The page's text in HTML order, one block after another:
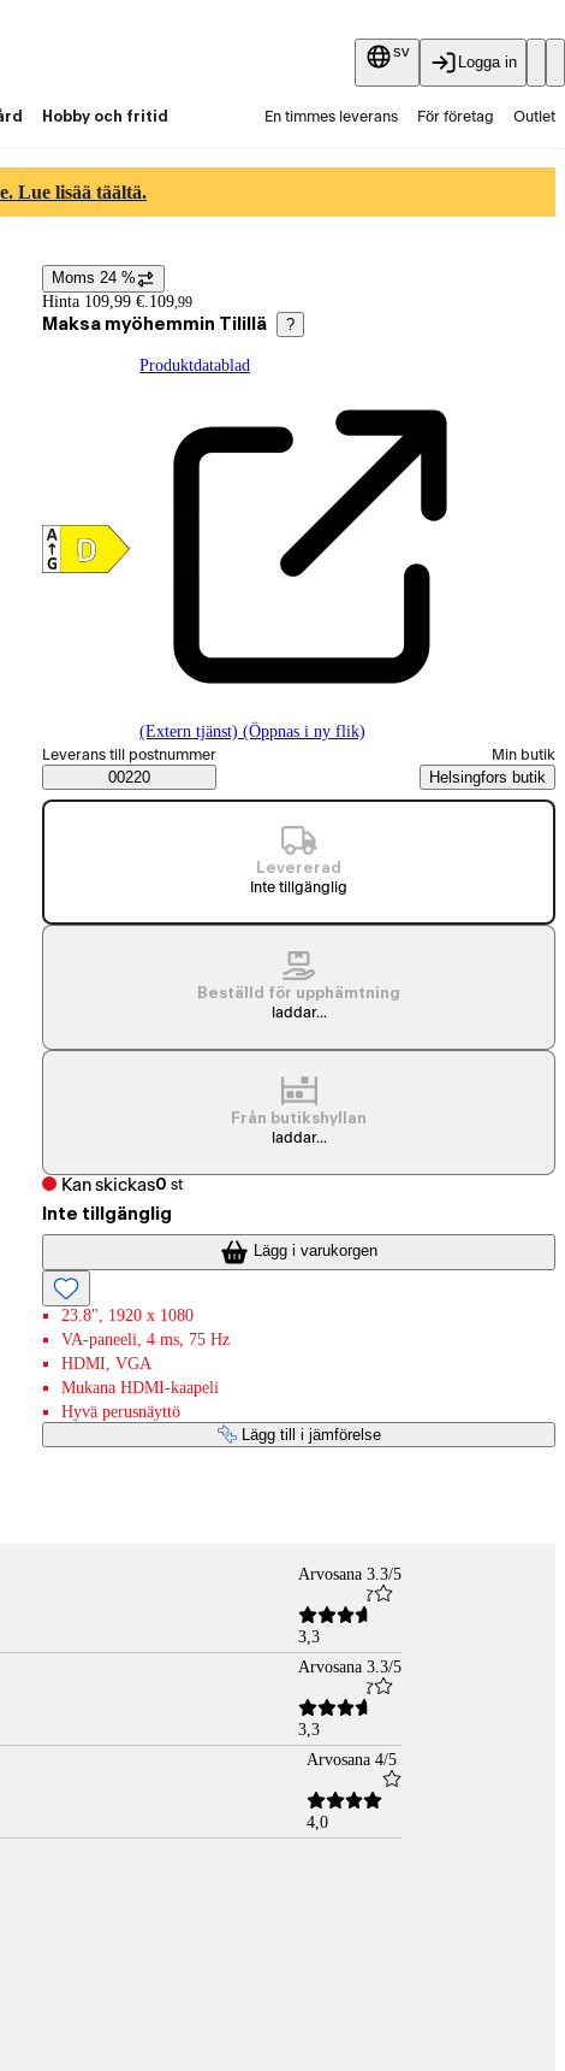
sv
Logga in
Hobby och fritid En timmes leverans För företag Outlet
Lue lisää täältä.
Prisinformation
Moms 24 %
Hinta 109,99 €. 109,99
Maksa myöhemmin Tilillä ?
Produktdatablad
(Extern tjänst) (Öppnas i ny flik)
Saatavuustiedot
Välj beställningssätt
Leverans till postnummer
00220
Min butik
Helsingfors butik
Levererad
Inte tillgänglig
Beställd för upphämtning
laddar...
Från butikshyllan
laddar...
Kan skickas0 st
Inte tillgänglig
Lägg i varukorgen
23.8", 1920 x 1080
VA-paneeli, 4 ms, 75 Hz
HDMI, VGA
Mukana HDMI-kaapeli
Hyvä perusnäyttö
Lägg till i jämförelse
Arvosana 3.3/5
3,3
Arvosana 3.3/5
3,3
Arvosana 4/5
4,0